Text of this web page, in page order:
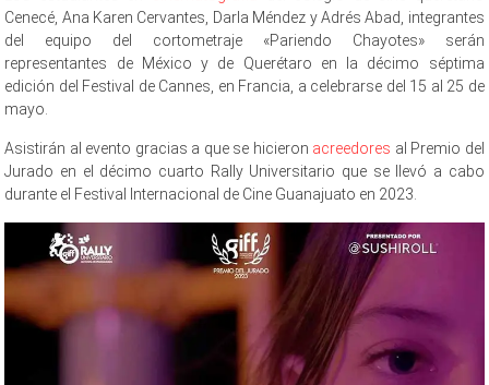
Cenecé, Ana Karen Cervantes, Darla Méndez y Adrés Abad, integrantes
del equipo
del cortometraje «Pariendo Chayotes» serán
representantes de México y de Querétaro en la décimo séptima
edición del Festival de Cannes, en Francia, a celebrarse del 15 al 25 de
mayo.
Asistirán al evento gracias a que se hicieron acreedores al Premio del
Jurado en el décimo cuarto Rally Universitario que se llevó a cabo
durante el Festival Internacional de Cine Guanajuato en 2023.